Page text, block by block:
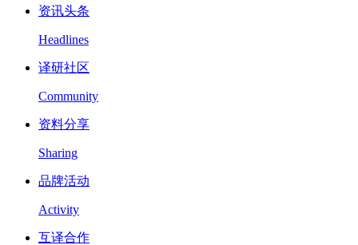
资讯头条
Headlines
译研社区
Community
资料分享
Sharing
品牌活动
Activity
互译合作